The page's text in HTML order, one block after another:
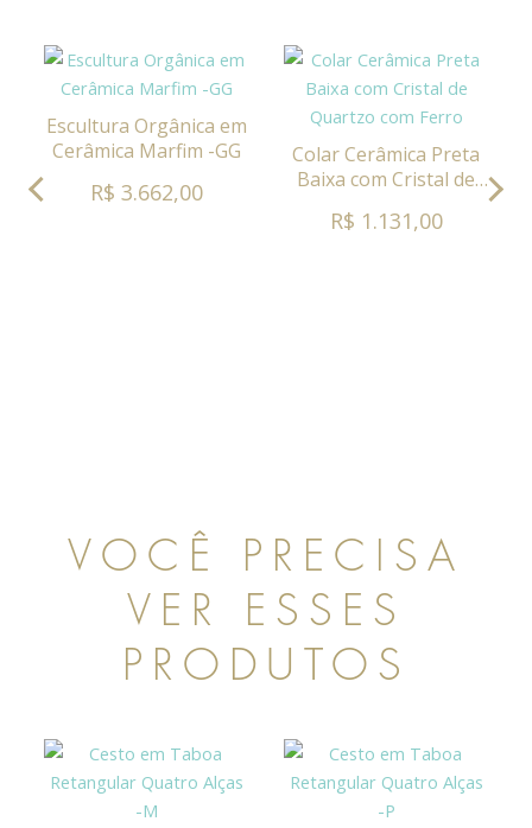
Escultura Orgânica em
Cerâmica Marfim -GG
R$ 3.662,00
Colar Cerâmica Preta
Baixa com Cristal de
R$ 1.131,00
VOCÊ PRECISA
VER ESSES
PRODUTOS